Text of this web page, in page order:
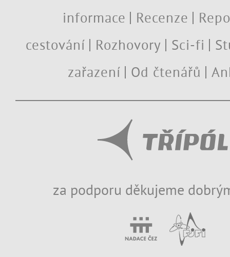
informace
Recenze
cestování
Rozhovory Sci-fi
zařazení
Od čtenářů
za podporu děkujeme